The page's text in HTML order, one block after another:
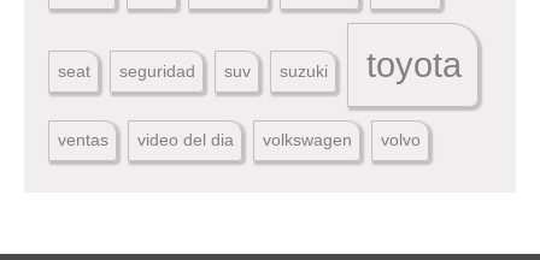
seat seguridad suv suzuki toyota
ventas video del dia volkswagen volvo